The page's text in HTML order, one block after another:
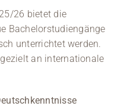
26 bietet die
Bachelorstudiengänge
unterrichtet werden.
an internationale